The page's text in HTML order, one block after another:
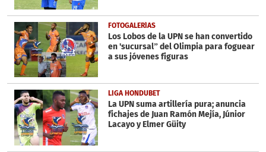
FOTOGALERÍAS
Los Lobos de la UPN se han convertido
en 'sucursal” del Olimpia para foguear
a sus jóvenes figuras
LIGA HONDUBET
La UPN suma artillería pura; anuncia
fichajes de Juan Ramón Mejía, Júnior
Lacayo y Elmer Güity